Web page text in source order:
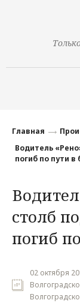
Финансы
Наука
Культура
Общество
Мнения
Главная
Водитель
погиб по пути в
столб
погиб
02 октября